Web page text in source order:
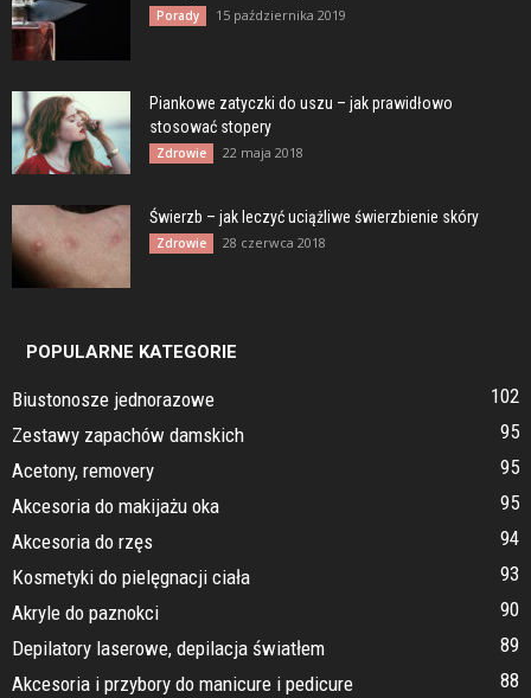
Porady 15 października 2019
Piankowe zatyczki do uszu – jak prawidłowo
stosować stopery
Zdrowie 22 maja 2018
Świerzb – jak leczyć uciążliwe świerzbienie skóry
Zdrowie 28 czerwca 2018
POPULARNE KATEGORIE
Biustonosze jednorazowe
102
Zestawy zapachów damskich
95
Acetony, removery
95
Akcesoria do makijażu oka
95
Akcesoria do rzęs
94
Kosmetyki do pielęgnacji ciała
93
Akryle do paznokci
90
Depilatory laserowe, depilacja światłem
89
Akcesoria i przybory do manicure i pedicure
88